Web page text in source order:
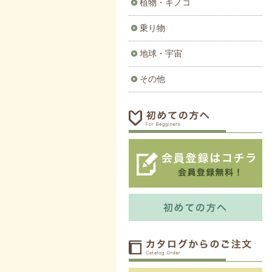
植物・キノコ
乗り物
地球・宇宙
その他